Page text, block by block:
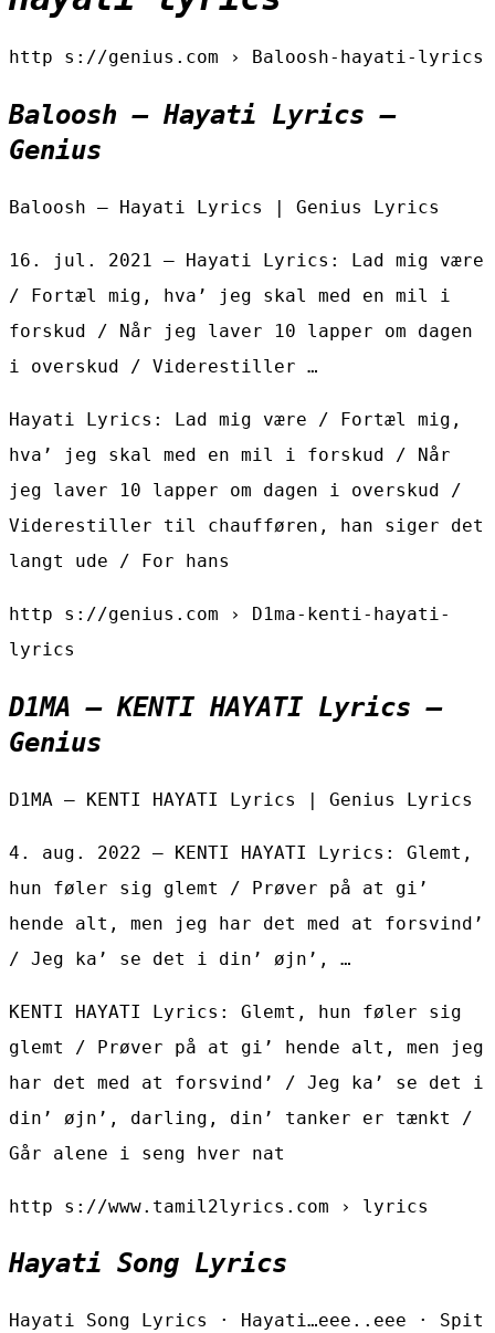
http s://genius.com › Baloosh-hayati-lyrics
Baloosh – Hayati Lyrics –
Genius
Baloosh – Hayati Lyrics | Genius Lyrics
16. jul. 2021 — Hayati Lyrics: Lad mig være
/ Fortæl mig, hva’ jeg skal med en mil i
forskud / Når jeg laver 10 lapper om dagen
i overskud / Viderestiller …
Hayati Lyrics: Lad mig være / Fortæl mig,
hva’ jeg skal med en mil i forskud / Når
jeg laver 10 lapper om dagen i overskud /
Viderestiller til chaufføren, han siger det
langt ude / For hans
http s://genius.com › D1ma-kenti-hayati-
lyrics
D1MA – KENTI HAYATI Lyrics –
Genius
D1MA – KENTI HAYATI Lyrics | Genius Lyrics
4. aug. 2022 — KENTI HAYATI Lyrics: Glemt,
hun føler sig glemt / Prøver på at gi’
hende alt, men jeg har det med at forsvind’
/ Jeg ka’ se det i din’ øjn’, …
KENTI HAYATI Lyrics: Glemt, hun føler sig
glemt / Prøver på at gi’ hende alt, men jeg
har det med at forsvind’ / Jeg ka’ se det i
din’ øjn’, darling, din’ tanker er tænkt /
Går alene i seng hver nat
http s://www.tamil2lyrics.com › lyrics
Hayati Song Lyrics
Hayati Song Lyrics · Hayati…eee..eee · Spit